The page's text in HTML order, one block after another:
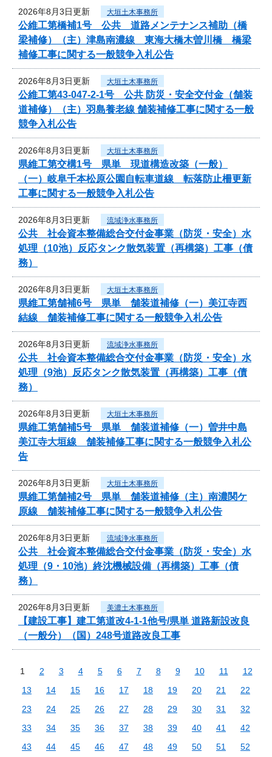
2026年8月3日更新 大垣土木事務所
公維工第橋補1号 公共 道路メンテナンス補助（橋
梁補修）（主）津島南濃線 東海大橋木曽川橋 橋梁
補修工事に関する一般競争入札公告
2026年8月3日更新 大垣土木事務所
公維工第43-047-2-1号 公共 防災・安全交付金（舗装
道補修）（主）羽島養老線 舗装補修工事に関する一般
競争入札公告
2026年8月3日更新 大垣土木事務所
県維工第交構1号 県単 現道構造改築（一般）
（一）岐阜千本松原公園自転車道線 転落防止柵更新
工事に関する一般競争入札公告
2026年8月3日更新 流域浄水事務所
公共 社会資本整備総合交付金事業（防災・安全）水
処理（10池）反応タンク散気装置（再構築）工事（債
務）
2026年8月3日更新 大垣土木事務所
県維工第舗補6号 県単 舗装道補修（一）美江寺西
結線 舗装補修工事に関する一般競争入札公告
2026年8月3日更新 流域浄水事務所
公共 社会資本整備総合交付金事業（防災・安全）水
処理（9池）反応タンク散気装置（再構築）工事（債
務）
2026年8月3日更新 大垣土木事務所
県維工第舗補5号 県単 舗装道補修（一）曽井中島
美江寺大垣線 舗装補修工事に関する一般競争入札公
告
2026年8月3日更新 大垣土木事務所
県維工第舗補2号 県単 舗装道補修（主）南濃関ケ
原線 舗装補修工事に関する一般競争入札公告
2026年8月3日更新 流域浄水事務所
公共 社会資本整備総合交付金事業（防災・安全）水
処理（9・10池）終沈機械設備（再構築）工事（債
務）
2026年8月3日更新 美濃土木事務所
【建設工事】建工第道改4-1-1他号/県単 道路新設改良
（一般分）（国）248号道路改良工事
1 2 3 4 5 6 7 8 9 10 11
12
13
14 15 16 17 18 19 20 21
22
23
24 25 26 27 28 29 30 31
32
33
34 35 36 37 38 39 40 41
42
43
44 45 46 47 48 49 50 51
52